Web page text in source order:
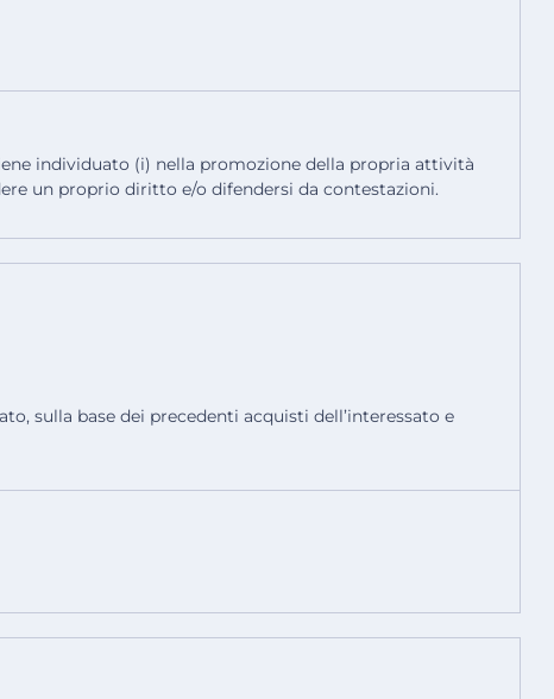
individuato (i) nella promozione della propria attività
un proprio diritto e/o difendersi da contestazioni.
sulla base dei precedenti acquisti dell’interessato e